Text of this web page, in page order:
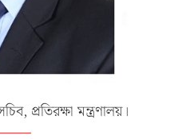
প্রতিরক্ষা মন্ত্রণালয়।